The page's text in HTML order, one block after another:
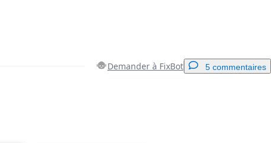
Demander à FixBot 5 commentaires